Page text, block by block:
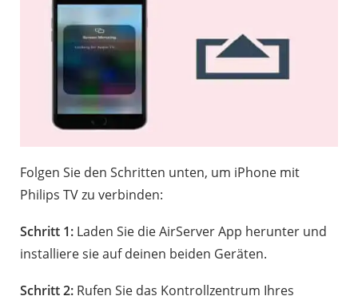
Folgen Sie den Schritten unten, um iPhone mit
Philips TV zu verbinden:
Schritt 1: Laden Sie die AirServer App herunter und
installiere sie auf deinen beiden Geräten.
Schritt 2: Rufen Sie das Kontrollzentrum Ihres